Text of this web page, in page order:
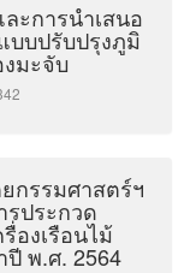
ะการนำเสนอ
บปรับปรุงภูมิ
มะจับ
กรรมศาสตร์ฯ
รประกวด
งเรือนไม้
พ.ศ. 2564